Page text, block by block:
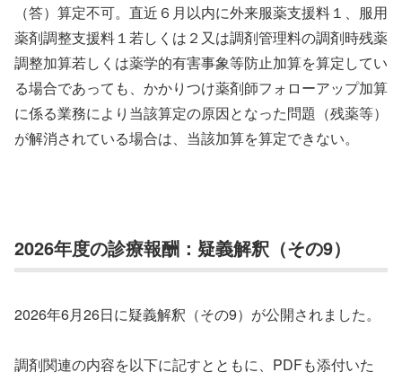
（答）算定不可。直近６月以内に外来服薬支援料１、服用
薬剤調整支援料１若しくは２又は調剤管理料の調剤時残薬
調整加算若しくは薬学的有害事象等防止加算を算定してい
る場合であっても、かかりつけ薬剤師フォローアップ加算
に係る業務により当該算定の原因となった問題（残薬等）
が解消されている場合は、当該加算を算定できない。
2026年度の診療報酬：疑義解釈（その9）
2026年6月26日に疑義解釈（その9）が公開されました。
調剤関連の内容を以下に記すとともに、PDFも添付いた